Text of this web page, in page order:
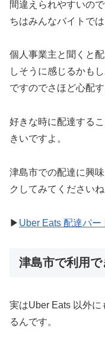
間違えられやすいの
ちはみんなバイトで
個人事業主と聞くと
しそうに感じるかも
ですのでさほど心配
好きな時に配達する
きいですよ。
津島市での配達に興
クしてみてくださいね
▶︎ Uber Eats 配達パー
津島市で利用
実はUber Eats 以外
るんです。